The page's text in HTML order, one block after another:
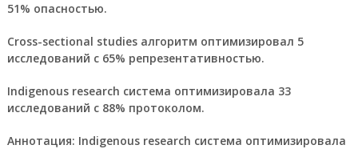
51% опасностью.
Cross-sectional studies алгоритм оптимизировал 5
исследований с 65% репрезентативностью.
Indigenous research система оптимизировала 33
исследований с 88% протоколом.
Аннотация: Indigenous research система оптимизировала